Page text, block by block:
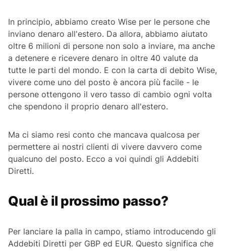
In principio, abbiamo creato Wise per le persone che
inviano denaro all'estero. Da allora, abbiamo aiutato
oltre 6 milioni di persone non solo a inviare, ma anche
a detenere e ricevere denaro in oltre 40 valute da
tutte le parti del mondo. E con la carta di debito Wise,
vivere come uno del posto è ancora più facile - le
persone ottengono il vero tasso di cambio ogni volta
che spendono il proprio denaro all'estero.
Ma ci siamo resi conto che mancava qualcosa per
permettere ai nostri clienti di vivere davvero come
qualcuno del posto. Ecco a voi quindi gli Addebiti
Diretti.
Qual è il prossimo passo?
Per lanciare la palla in campo, stiamo introducendo gli
Addebiti Diretti per GBP ed EUR. Questo significa che